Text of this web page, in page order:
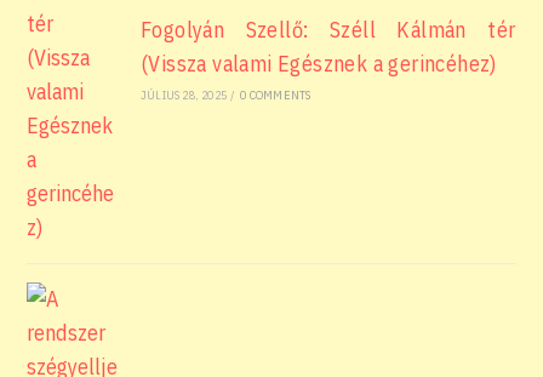
Fogolyán Szellő: Széll Kálmán tér
(Vissza valami Egésznek a gerincéhez)
JÚLIUS 28, 2025 / 0 COMMENTS